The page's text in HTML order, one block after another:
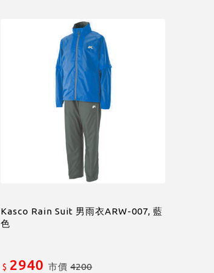
Kasco Rain Suit 男雨衣ARW-007, 藍
色
$ 2940 市價4200